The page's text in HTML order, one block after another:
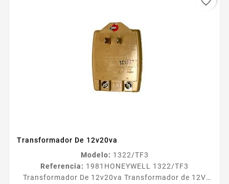
Transformador De 12v20va
Modelo: 1322/TF3
Referencia: 1981 HONEYWELL 1322/TF3
Transformador De 12v20va Transformador de 12V